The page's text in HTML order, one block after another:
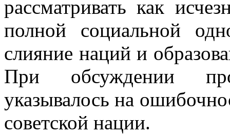
рассматривать как
полной социальной
слияние наций и
При обсуждении
указывалось на
советской нации.